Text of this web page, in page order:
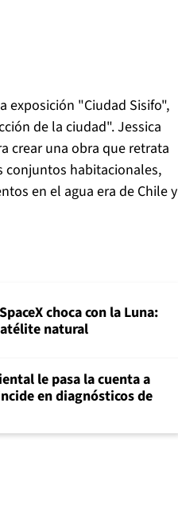
exposición "Ciudad Sisifo",
de la ciudad". Jessica
crear una obra que retrata
conjuntos habitacionales,
en el agua era de Chile y
choca con la Luna:
natural
le pasa la cuenta a
en diagnósticos de